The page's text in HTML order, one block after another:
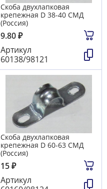
Скоба двухлапковая
крепежная D 38-40 СМД
(Россия)
9.80₽
Артикул
60138/98121
Скоба двухлапковая
крепежная D 60-63 СМД
(Россия)
15₽
Артикул